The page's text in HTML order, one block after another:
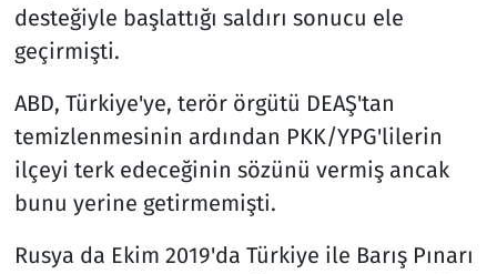
desteğiyle başlattığı saldırı sonucu ele
geçirmişti.
ABD, Türkiye'ye, terör örgütü DEAŞ'tan
temizlenmesinin ardından PKK/YPG'lilerin
ilçeyi terk edeceğinin sözünü vermiş ancak
bunu yerine getirmemişti.
Rusya da Ekim 2019'da Türkiye ile Barış Pınarı